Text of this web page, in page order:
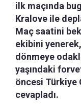
ilk maçında
Kralove ile
Maç saatini
ekibini
dönmeye
yaşındaki
öncesi Türkiye
cevapladı.